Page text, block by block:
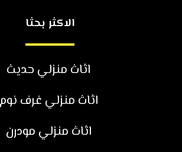
الاكثر بحثا
اثاث منزلي حديث
اثاث منزلي غرف نوم
اثاث منزلي مودرن